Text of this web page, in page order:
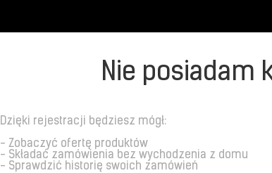
Nie posiadam
Dzięki rejestracji będziesz mógł:
- Zobaczyć ofertę produktów
- Składać zamówienia bez wychodzenia z domu
- Sprawdzić historię swoich zamówień